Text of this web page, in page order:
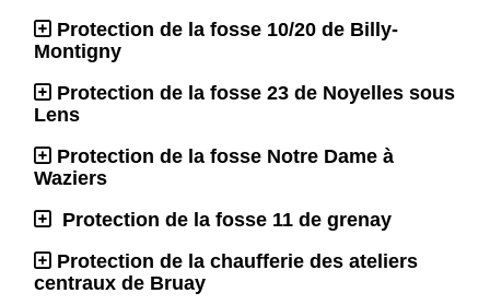
Protection de la fosse 10/20 de Billy-
Montigny
Protection de la fosse 23 de Noyelles sous
Lens
Protection de la fosse Notre Dame à
Waziers
Protection de la fosse 11 de grenay
Protection de la chaufferie des ateliers
centraux de Bruay